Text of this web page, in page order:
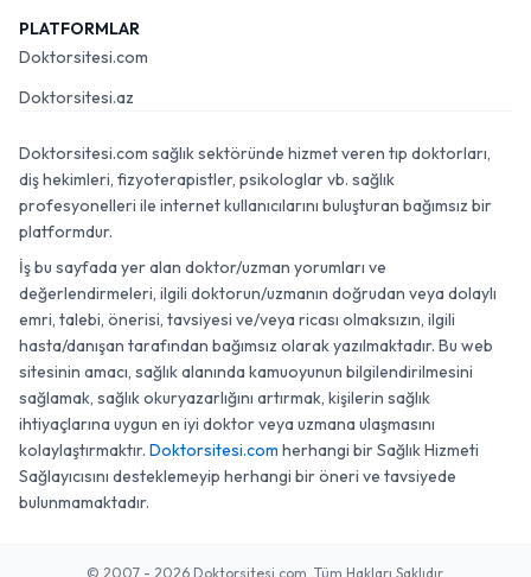
PLATFORMLAR
Doktorsitesi.com
Doktorsitesi.az
Doktorsitesi.com sağlık sektöründe hizmet veren tıp doktorları,
diş hekimleri, fizyoterapistler, psikologlar vb. sağlık
profesyonelleri ile internet kullanıcılarını buluşturan bağımsız bir
platformdur.
İş bu sayfada yer alan doktor/uzman yorumları ve
değerlendirmeleri, ilgili doktorun/uzmanın doğrudan veya dolaylı
emri, talebi, önerisi, tavsiyesi ve/veya ricası olmaksızın, ilgili
hasta/danışan tarafından bağımsız olarak yazılmaktadır. Bu web
sitesinin amacı, sağlık alanında kamuoyunun bilgilendirilmesini
sağlamak, sağlık okuryazarlığını artırmak, kişilerin sağlık
ihtiyaçlarına uygun en iyi doktor veya uzmana ulaşmasını
kolaylaştırmaktır. Doktorsitesi.com herhangi bir Sağlık Hizmeti
Sağlayıcısını desteklemeyip herhangi bir öneri ve tavsiyede
bulunmamaktadır.
© 2007 - 2026 Doktorsitesi.com. Tüm Hakları Saklıdır.